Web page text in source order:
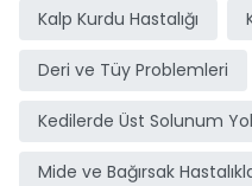
Kalp Kurdu Hastalığı
Deri ve Tüy Problemleri
Kedilerde Üst Solunum
Mide ve Bağırsak